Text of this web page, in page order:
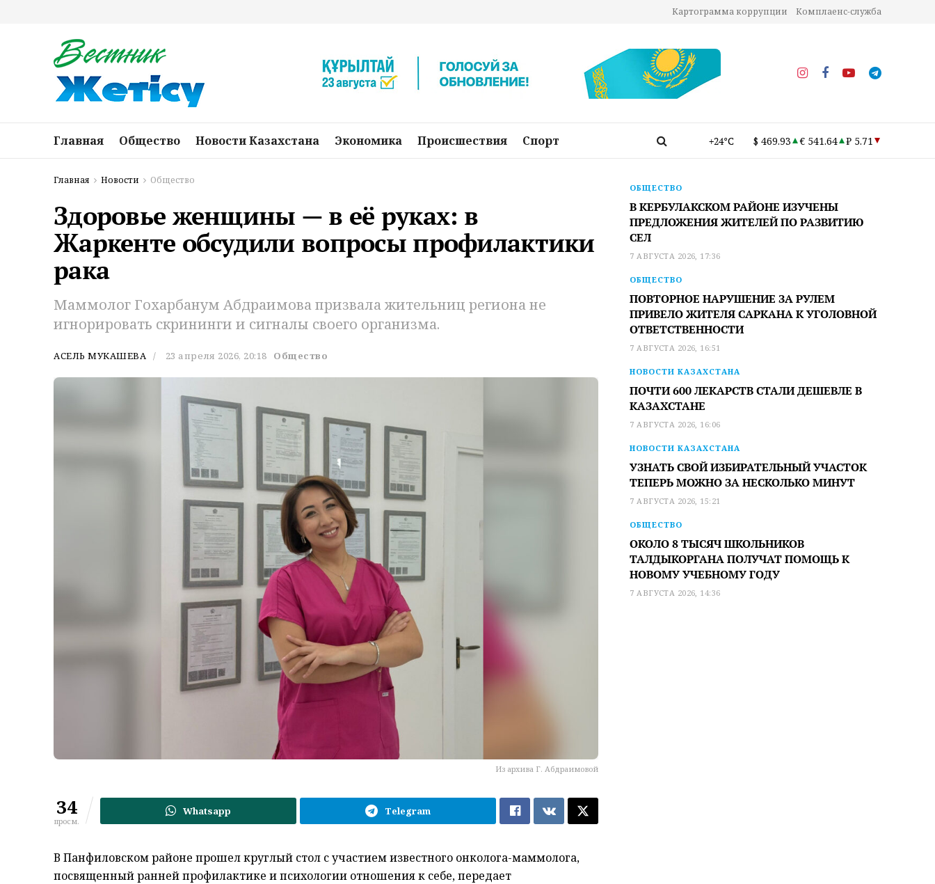
Картограмма коррупции Комплаенс-служба
Главная Общество Новости Казахстана Экономика Происшествия Спорт +24°C $ 469.93 € 541.64 ₽ 5.71
Главная Новости Общество
Здоровье женщины — в её руках: в
Жаркенте обсудили вопросы профилактики
рака
Маммолог Гохарбанум Абдраимова призвала жительниц региона не
игнорировать скрининги и сигналы своего организма.
АСЕЛЬ МУКАШЕВА 23 апреля 2026, 20:18 Общество
Из архива Г. Абдраимовой
34
просм.
Whatsapp Telegram
В Панфиловском районе прошел круглый стол с участием известного онколога-маммолога,
посвященный ранней профилактике и психологии отношения к себе, передает
ОБЩЕСТВО
В КЕРБУЛАКСКОМ РАЙОНЕ ИЗУЧЕНЫ
ПРЕДЛОЖЕНИЯ ЖИТЕЛЕЙ ПО РАЗВИТИЮ
СЕЛ
7 АВГУСТА 2026, 17:36
ОБЩЕСТВО
ПОВТОРНОЕ НАРУШЕНИЕ ЗА РУЛЕМ
ПРИВЕЛО ЖИТЕЛЯ САРКАНА К УГОЛОВНОЙ
ОТВЕТСТВЕННОСТИ
7 АВГУСТА 2026, 16:51
НОВОСТИ КАЗАХСТАНА
ПОЧТИ 600 ЛЕКАРСТВ СТАЛИ ДЕШЕВЛЕ В
КАЗАХСТАНЕ
7 АВГУСТА 2026, 16:06
НОВОСТИ КАЗАХСТАНА
УЗНАТЬ СВОЙ ИЗБИРАТЕЛЬНЫЙ УЧАСТОК
ТЕПЕРЬ МОЖНО ЗА НЕСКОЛЬКО МИНУТ
7 АВГУСТА 2026, 15:21
ОБЩЕСТВО
ОКОЛО 8 ТЫСЯЧ ШКОЛЬНИКОВ
ТАЛДЫКОРГАНА ПОЛУЧАТ ПОМОЩЬ К
НОВОМУ УЧЕБНОМУ ГОДУ
7 АВГУСТА 2026, 14:36